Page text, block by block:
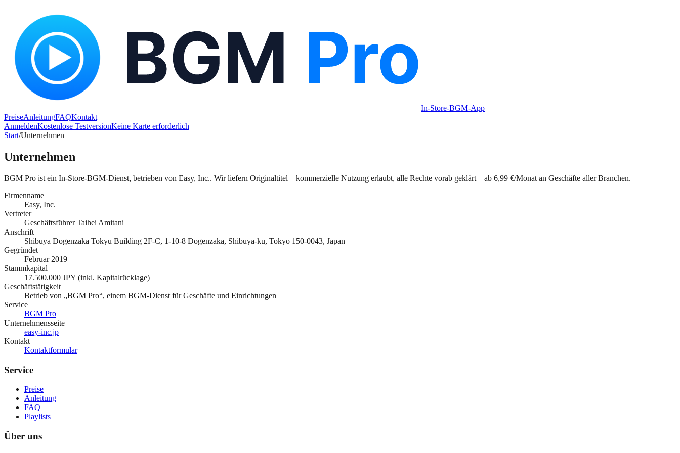
In-Store-BGM-App
PreiseAnleitungFAQKontakt
AnmeldenKostenlose TestversionKeine Karte erforderlich
Start/Unternehmen
Unternehmen
BGM Pro ist ein In-Store-BGM-Dienst, betrieben von Easy, Inc.. Wir liefern Originaltitel – kommerzielle Nutzung erlaubt, alle Rechte vorab geklärt – ab 6,99 €/Monat an Geschäfte aller Branchen.
Firmenname
Easy, Inc.
Vertreter
Geschäftsführer Taihei Amitani
Anschrift
Shibuya Dogenzaka Tokyu Building 2F-C, 1-10-8 Dogenzaka, Shibuya-ku, Tokyo 150-0043, Japan
Gegründet
Februar 2019
Stammkapital
17.500.000 JPY (inkl. Kapitalrücklage)
Geschäftstätigkeit
Betrieb von „BGM Pro“, einem BGM-Dienst für Geschäfte und Einrichtungen
Service
BGM Pro
Unternehmensseite
easy-inc.jp
Kontakt
Kontaktformular
Service
Preise
Anleitung
FAQ
Playlists
Über uns